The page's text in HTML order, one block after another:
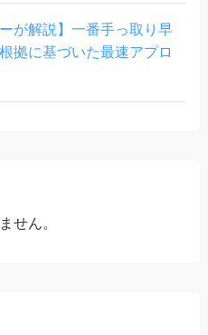
が解説】一番手っ取り早
拠に基づいた最速アプロ
せん。